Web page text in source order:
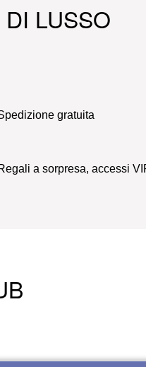
LUSSO
gratuita
a sorpresa, accessi